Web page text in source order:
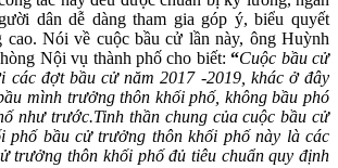
dân dễ dàng tham gia góp ý, biểu quyết
cao. Nói về cuộc bầu cử lần này, ông Huỳnh
Nội vụ thành phố cho biết: “Cuộc bầu cử
các đợt bầu cử năm 2017 -2019, khác ở đây
mình trưởng thôn khối phố, không bầu phó
như trước.Tinh thần chung của cuộc bầu cử
phố bầu cử trưởng thôn khối phố này là các
trưởng thôn khối phố đủ tiêu chuẩn quy định